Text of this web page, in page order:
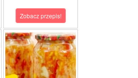
Zobacz przepis!